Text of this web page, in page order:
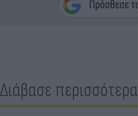
Διάβασε περισσότερα